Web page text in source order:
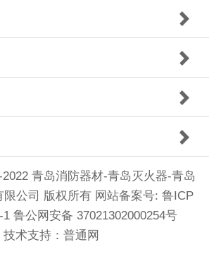
青岛消防器材-青岛灭火器-青岛
限公司 版权所有 网站备案号: 鲁ICP
1 鲁公网安备 37021302000254号
技术支持： 普通网